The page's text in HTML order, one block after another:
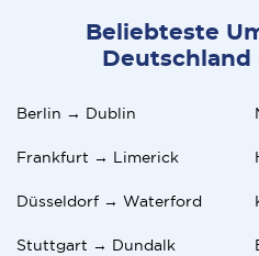
Beliebteste
Deutschland
Berlin → Dublin
Frankfurt → Limerick
Düsseldorf → Waterford
Stuttgart → Dundalk